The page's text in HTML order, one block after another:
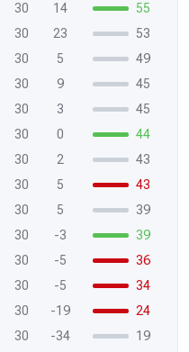
30 14
55
30 23
53
30 5
49
30 9
45
30 3
45
30 0
44
30 2
43
30 5
43
30 5
39
30 -3
39
30 -5
36
30 -5
34
30 -19
24
30 -34
19